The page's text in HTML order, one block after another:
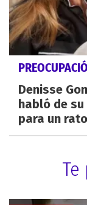
Denisse
habló de
para un